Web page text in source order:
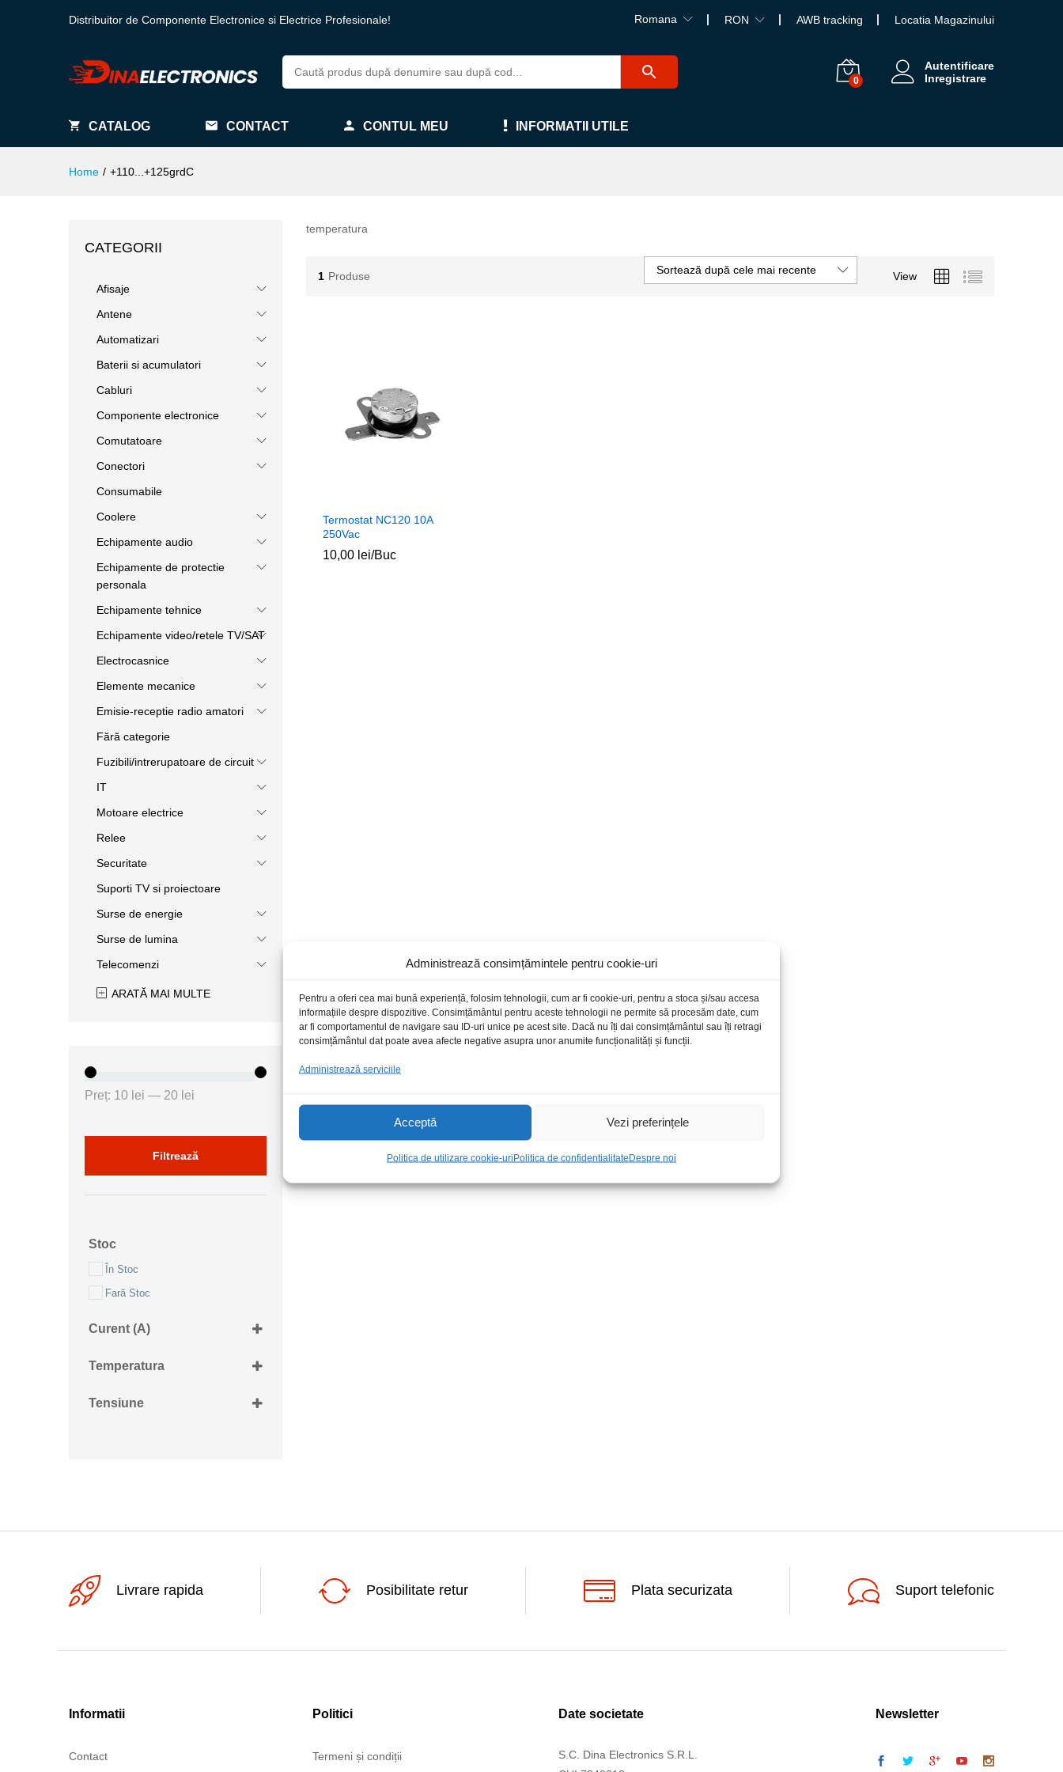
Administrează consimțămintele pentru cookie-uri
Pentru a oferi cea mai bună experiență, folosim tehnologii, cum ar fi cookie-uri, pentru a stoca și/sau accesa
informațiile despre dispozitive. Consimțământul pentru aceste tehnologii ne permite să procesăm date, cum
ar fi comportamentul de navigare sau ID-uri unice pe acest site. Dacă nu îți dai consimțământul sau îți retragi
consimțământul dat poate avea afecte negative asupra unor anumite funcționalități și funcții.
Administrează serviciile
Acceptă Vezi preferințele
Politica de utilizare cookie-uriPolitica de confidentialitateDespre noi
Distribuitor de Componente Electronice si Electrice Profesionale! Romana RON AWB tracking Locatia Magazinului
0
Autentificare
Inregistrare
CATALOG CONTACT CONTUL MEU INFORMATII UTILE
Home / +110...+125grdC
temperatura
1 Produse View
Sortează după cele mai recente
Termostat NC120 10A
250Vac
10,00 lei/Buc
10,00 lei
CATEGORII
Afisaje
Antene
Automatizari
Baterii si acumulatori
Cabluri
Componente electronice
Comutatoare
Conectori
Consumabile
Coolere
Echipamente audio
Echipamente de protectie
personala
Echipamente tehnice
Echipamente video/retele TV/SAT
Electrocasnice
Elemente mecanice
Emisie-receptie radio amatori
Fără categorie
Fuzibili/intrerupatoare de circuit
IT
Motoare electrice
Relee
Securitate
Suporti TV si proiectoare
Surse de energie
Surse de lumina
Telecomenzi
ARATĂ MAI MULTE
Filtrează
Preț: 10 lei — 20 lei
Stoc
În Stoc
Fară Stoc
Curent (A)
Temperatura
Tensiune
Livrare rapida Posibilitate retur Plata securizata Suport telefonic
Informatii
Contact
Politici
Termeni și condiții
Date societate
S.C. Dina Electronics S.R.L.
Newsletter